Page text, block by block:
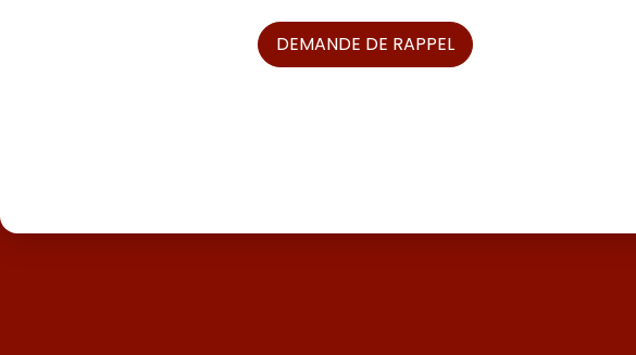
DEMANDE DE RAPPEL
ALPHA BOATS, L’EXPERT DES BATEAUX